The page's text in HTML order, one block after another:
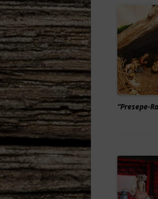
“Presepe-